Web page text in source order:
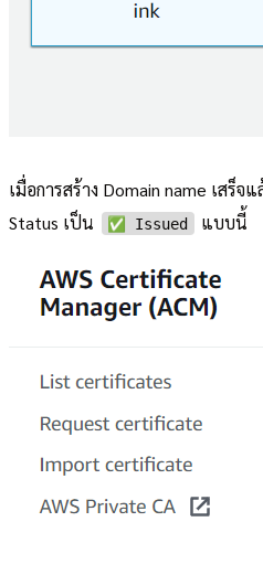
เมื่อการสร้าง Domain name เสร็
Status เป็น
✅ Issued แบบนี้